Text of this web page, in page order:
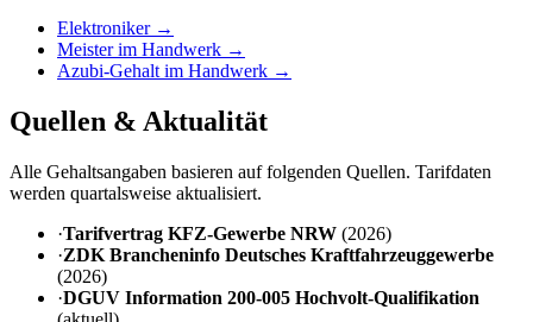
Elektroniker→
Meister im Handwerk →
Azubi-Gehalt im Handwerk →
Quellen & Aktualität
Alle Gehaltsangaben basieren auf folgenden Quellen. Tarifdaten
werden quartalsweise aktualisiert.
·Tarifvertrag KFZ-Gewerbe NRW (2026)
·ZDK Brancheninfo Deutsches Kraftfahrzeuggewerbe
(2026)
·DGUV Information 200-005 Hochvolt-Qualifikation